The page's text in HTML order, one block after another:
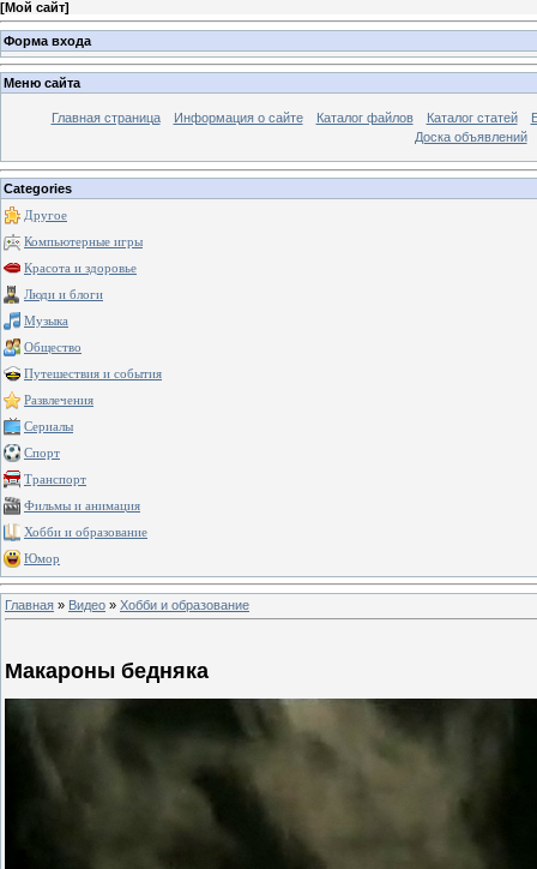
[Мой сайт]
Форма входа
Меню сайта
Главная страница Информация о сайте Каталог файлов Каталог статей
Доска объявлений
Categories
Другое
Компьютерные игры
Красота и здоровье
Люди и блоги
Музыка
Общество
Путешествия и события
Развлечения
Сериалы
Спорт
Транспорт
Фильмы и анимация
Хобби и образование
Юмор
Главная » Видео » Хобби и образование
Макароны бедняка